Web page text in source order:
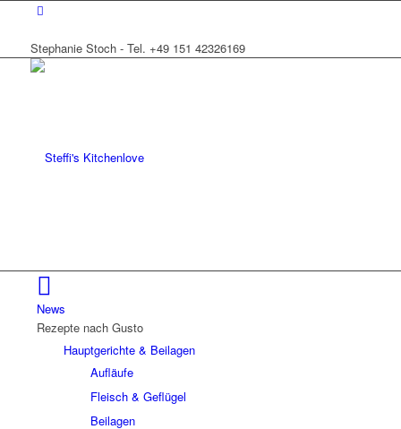
Stephanie Stoch - Tel. +49 151 42326169
News
Rezepte nach Gusto
Hauptgerichte & Beilagen
Aufläufe
Fleisch & Geflügel
Beilagen